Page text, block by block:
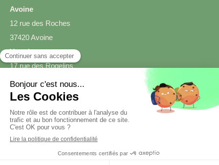
Avoine
12 rue des Roches
37420 Avoine
Varrains
17 rue des Rogelins
49400 Varrains
Prendre rendez-vous
Création et référencement du site par Simplébo
Site créé grâce àSmartDiet